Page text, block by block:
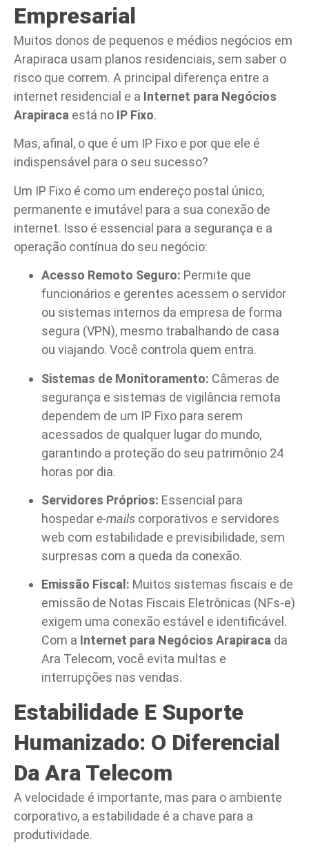
Empresarial
Muitos donos de pequenos e médios negócios em
Arapiraca usam planos residenciais, sem saber o
risco que correm. A principal diferença entre a
internet residencial e a Internet para Negócios
Arapiraca está no IP Fixo.
Mas, afinal, o que é um IP Fixo e por que ele é
indispensável para o seu sucesso?
Um IP Fixo é como um endereço postal único,
permanente e imutável para a sua conexão de
internet. Isso é essencial para a segurança e a
operação contínua do seu negócio:
Acesso Remoto Seguro: Permite que
funcionários e gerentes acessem o servidor
ou sistemas internos da empresa de forma
segura (VPN), mesmo trabalhando de casa
ou viajando. Você controla quem entra.
Sistemas de Monitoramento: Câmeras de
segurança e sistemas de vigilância remota
dependem de um IP Fixo para serem
acessados de qualquer lugar do mundo,
garantindo a proteção do seu patrimônio 24
horas por dia.
Servidores Próprios: Essencial para
hospedare-mails corporativos e servidores
web com estabilidade e previsibilidade, sem
surpresas com a queda da conexão.
Emissão Fiscal: Muitos sistemas fiscais e de
emissão de Notas Fiscais Eletrônicas (NFs-e)
exigem uma conexão estável e identificável.
Com a Internet para Negócios Arapiraca da
Ara Telecom, você evita multas e
interrupções nas vendas.
Estabilidade E Suporte
Humanizado: O Diferencial
Da Ara Telecom
A velocidade é importante, mas para o ambiente
corporativo, a estabilidade é a chave para a
produtividade.